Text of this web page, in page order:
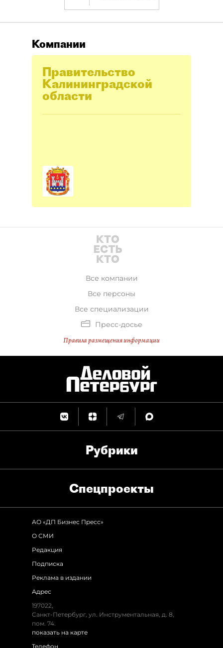
Компании
Правительство
Калининградской
области
Все компании
Все персоны
Все специализации
Пресс-досье
Правила размещения информации
Рубрики
Спец­проекты
АО «ДП Бизнес Пресс»
О СМИ
Редакция
Подписка
Реклама в издании
Адрес
197022,
Санкт-Петербург, ул. Инструментальная, д. 8,
пом. 74.
показать на карте
Телефон